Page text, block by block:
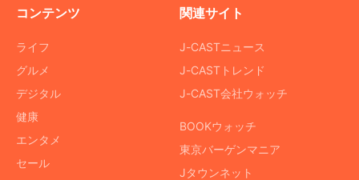
コンテンツ
ライフ
グルメ
デジタル
健康
エンタメ
セール
関連サイト
J-CASTニュース
J-CASTトレンド
J-CAST会社ウォッチ
BOOKウォッチ
東京バーゲンマニア
Jタウンネット